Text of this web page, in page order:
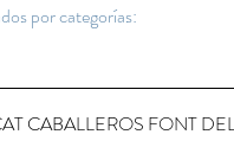
por categorías:
CABALLEROS FONT